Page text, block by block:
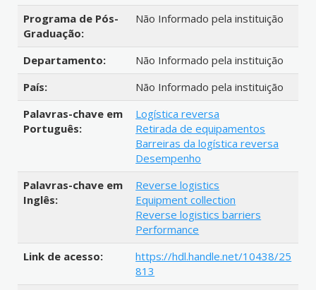
Programa de Pós-
Graduação:
Não Informado pela instituição
Departamento:
Não Informado pela instituição
País:
Não Informado pela instituição
Palavras-chave em
Português:
Logística reversa
Retirada de equipamentos
Barreiras da logística reversa
Desempenho
Palavras-chave em
Inglês:
Reverse logistics
Equipment collection
Reverse logistics barriers
Performance
Link de acesso:
https://hdl.handle.net/10438/25
813